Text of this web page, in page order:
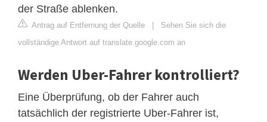
der Straße ablenken.
Antrag auf Entfernung der Quelle | Sehen Sie sich die
vollständige Antwort auf translate.google.com an
Werden Uber-Fahrer kontrolliert?
Eine Überprüfung, ob der Fahrer auch
tatsächlich der registrierte Uber-Fahrer ist,